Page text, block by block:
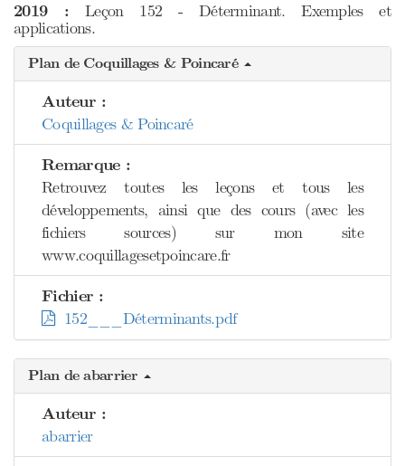
2019 : Leçon 152 - Déterminant. Exemples et
applications.
Plan de Coquillages & Poincaré
Auteur :
Coquillages & Poincaré
Remarque :
Retrouvez toutes les leçons et tous les
développements, ainsi que des cours (avec les
fichiers sources) sur mon site
www.coquillagesetpoincare.fr
Fichier :
152___Déterminants.pdf
Plan de abarrier
Auteur :
abarrier